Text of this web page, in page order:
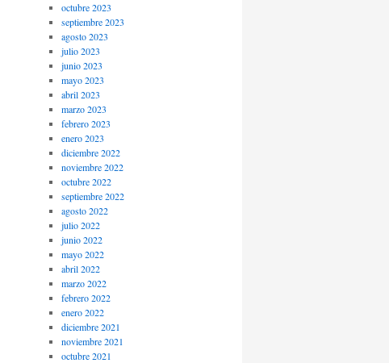
octubre 2023
septiembre 2023
agosto 2023
julio 2023
junio 2023
mayo 2023
abril 2023
marzo 2023
febrero 2023
enero 2023
diciembre 2022
noviembre 2022
octubre 2022
septiembre 2022
agosto 2022
julio 2022
junio 2022
mayo 2022
abril 2022
marzo 2022
febrero 2022
enero 2022
diciembre 2021
noviembre 2021
octubre 2021